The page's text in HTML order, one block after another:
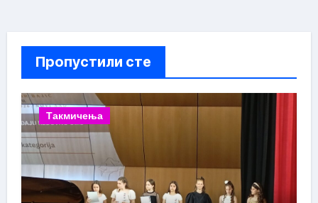
Пропустили сте
Такмичења